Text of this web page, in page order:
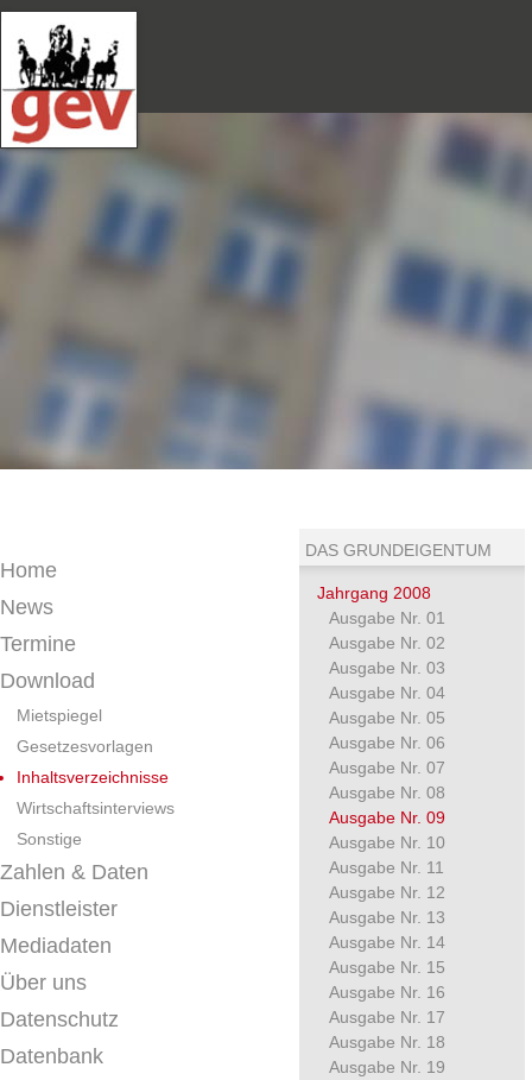
Home
News
Termine
Download
Mietspiegel
Gesetzesvorlagen
Inhaltsverzeichnisse
Wirtschaftsinterviews
Sonstige
Zahlen & Daten
Dienstleister
Mediadaten
Über uns
Datenschutz
Datenbank
DAS GRUNDEIGENTUM
Jahrgang 2008
Ausgabe Nr. 01
Ausgabe Nr. 02
Ausgabe Nr. 03
Ausgabe Nr. 04
Ausgabe Nr. 05
Ausgabe Nr. 06
Ausgabe Nr. 07
Ausgabe Nr. 08
Ausgabe Nr. 09
Ausgabe Nr. 10
Ausgabe Nr. 11
Ausgabe Nr. 12
Ausgabe Nr. 13
Ausgabe Nr. 14
Ausgabe Nr. 15
Ausgabe Nr. 16
Ausgabe Nr. 17
Ausgabe Nr. 18
Ausgabe Nr. 19